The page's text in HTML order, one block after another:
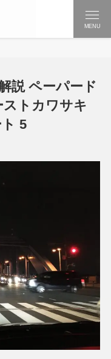
MENU
説 ペーパード
ストカワサキ
5